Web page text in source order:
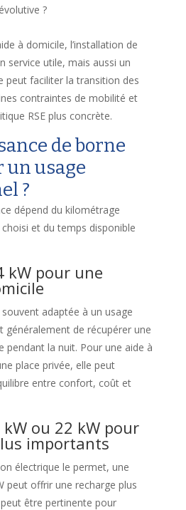
?
à domicile, l’installation de
service utile, mais aussi un
peut faciliter la transition des
contraintes de mobilité et
RSE plus concrète.
de borne
un usage
?
dépend du kilométrage
et du temps disponible
kW pour une
adaptée à un usage
généralement de récupérer une
la nuit. Pour une aide à
place privée, elle peut
entre confort, coût et
ou 22 kW pour
importants
électrique le permet, une
peut offrir une recharge plus
être pertinente pour